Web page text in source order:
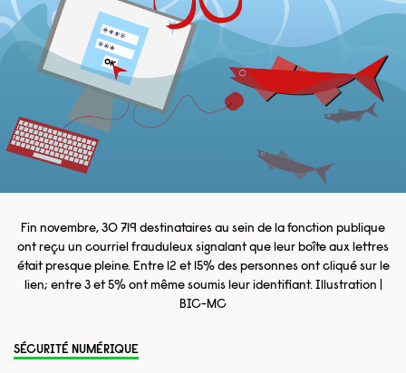
Fin novembre, 30 719 destinataires au sein de la fonction publique
ont reçu un courriel frauduleux signalant que leur boîte aux lettres
était presque pleine. Entre 12 et 15% des personnes ont cliqué sur le
lien; entre 3 et 5% ont même soumis leur identifiant. Illustration |
BIC-MC
SÉCURITÉ NUMÉRIQUE